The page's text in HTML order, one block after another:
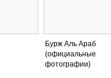
Бурж Аль Араб
(официальные
фотографии)